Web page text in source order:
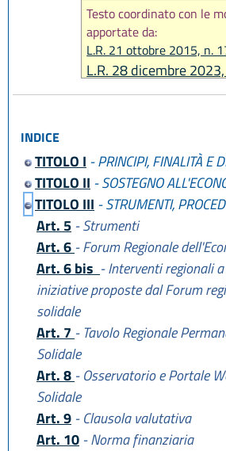
Testo coordinato con le
apportate da:
L.R. 21 ottobre 2015, n.
L.R. 28 dicembre
L.R. 29 dicembre
INDICE
TITOLO I - PRINCIPI, FINALITÀ E
TITOLO II - SOSTEGNO
TITOLO III - STRUMENTI,
Art. 5 - Strumenti
Art. 6 - Forum Regionale
Art. 6 bis - Interventi regionali
iniziative proposte dal Forum
solidale
Art. 7 - Tavolo Regionale
Solidale
Art. 8 - Osservatorio e Portale
Solidale
Art. 9 - Clausola valutativa
Art. 10 - Norma finanziaria